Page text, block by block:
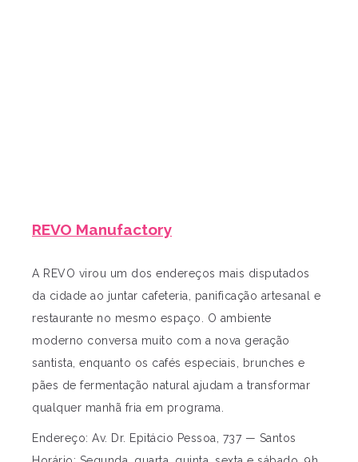
REVO Manufactory
A REVO virou um dos endereços mais disputados
da cidade ao juntar cafeteria, panificação artesanal e
restaurante no mesmo espaço. O ambiente
moderno conversa muito com a nova geração
santista, enquanto os cafés especiais, brunches e
pães de fermentação natural ajudam a transformar
qualquer manhã fria em programa.
Endereço: Av. Dr. Epitácio Pessoa, 737 — Santos